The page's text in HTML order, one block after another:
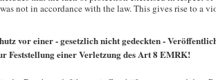
not in accordance with the law. This gives rise to a
vor einer - gesetzlich nicht gedeckten -
Feststellung einer Verletzung des Art 8 EMRK!